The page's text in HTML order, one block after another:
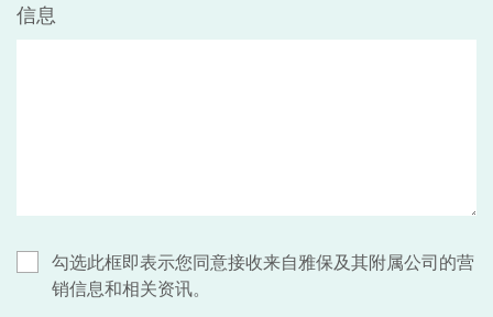
信息
勾选此框即表示您同意接收来自雅保及其附属公司的营
销信息和相关资讯。